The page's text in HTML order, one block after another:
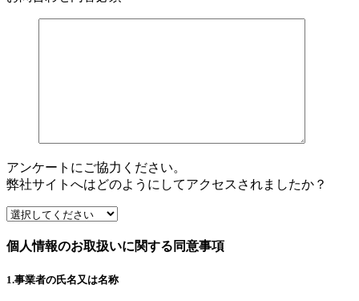
アンケートにご協力ください。
弊社サイトへはどのようにしてアクセスされましたか？
個人情報のお取扱いに関する同意事項
1.事業者の氏名又は名称